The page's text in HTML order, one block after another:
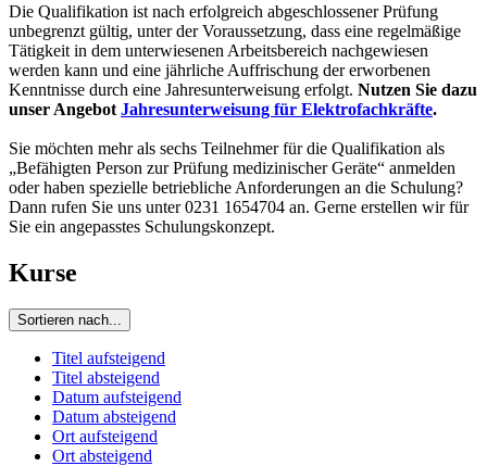
Die Qualifikation ist nach erfolgreich abgeschlossener Prüfung
unbegrenzt gültig, unter der Voraussetzung, dass eine regelmäßige
Tätigkeit in dem unterwiesenen Arbeitsbereich nachgewiesen
werden kann und eine jährliche Auffrischung der erworbenen
Kenntnisse durch eine Jahresunterweisung erfolgt. Nutzen Sie dazu
unser Angebot Jahresunterweisung für Elektrofachkräfte.
Sie möchten mehr als sechs Teilnehmer für die Qualifikation als
„Befähigten Person zur Prüfung medizinischer Geräte“ anmelden
oder haben spezielle betriebliche Anforderungen an die Schulung?
Dann rufen Sie uns unter 0231 1654704 an. Gerne erstellen wir für
Sie ein angepasstes Schulungskonzept.
Kurse
Sortieren nach...
Titel aufsteigend
Titel absteigend
Datum aufsteigend
Datum absteigend
Ort aufsteigend
Ort absteigend